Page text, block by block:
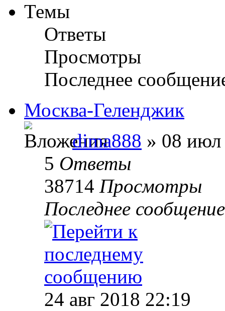
Темы
Ответы
Просмотры
Последнее
Москва-Геленджик
dima888 » 08 июл
5 Ответы
38714 Просмотры
Последнее
24 авг 2018 22:19